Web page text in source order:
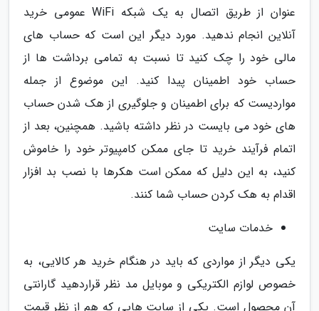
عنوان از طریق اتصال به یک شبکه WiFi عمومی خرید
آنلاین انجام ندهید. مورد دیگر این است که حساب های
مالی خود را چک کنید تا نسبت به تمامی برداشت ها از
حساب خود اطمینان پیدا کنید. این موضوع از جمله
مواردیست که برای اطمینان و جلوگیری از هک شدن حساب
های خود می بایست در نظر داشته باشید. همچنین، بعد از
اتمام فرآیند خرید تا جای ممکن کامپیوتر خود را خاموش
کنید، به این دلیل که ممکن است هکرها با نصب بد افزار
اقدام به هک کردن حساب شما کنند.
خدمات سایت
یکی دیگر از مواردی که باید در هنگام خرید هر کالایی، به
خصوص لوازم الکتریکی و موبایل مد نظر قراردهید گارانتی
آن محصول است. یکی از سایت هایی که هم از نظر قیمت